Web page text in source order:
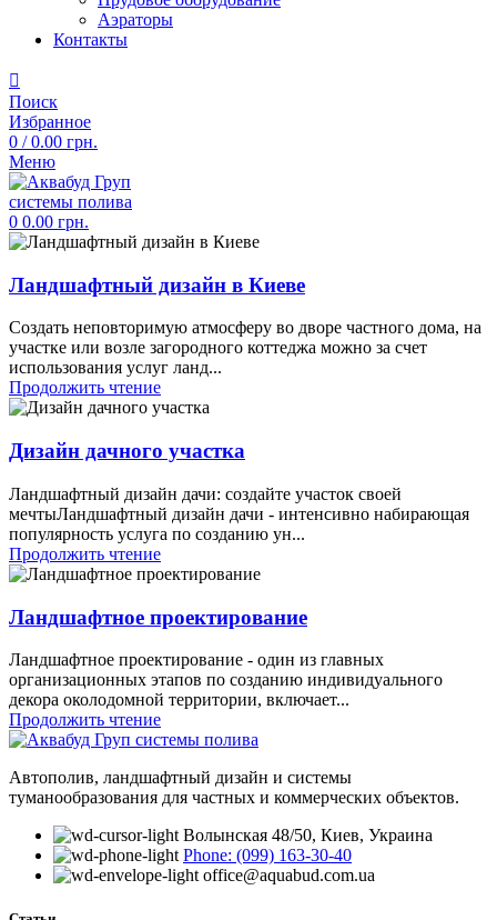
Аэраторы
Контакты
Поиск
Избранное
0 / 0.00 грн.
Меню
0 0.00 грн.
Ландшафтный дизайн в Киеве
Создать неповторимую атмосферу во дворе частного дома, на
участке или возле загородного коттеджа можно за счет
использования услуг ланд...
Продолжить чтение
Дизайн дачного участка
Ландшафтный дизайн дачи: создайте участок своей
мечтыЛандшафтный дизайн дачи - интенсивно набирающая
популярность услуга по созданию ун...
Продолжить чтение
Ландшафтное проектирование
Ландшафтное проектирование - один из главных
организационных этапов по созданию индивидуального
декора околодомной территории, включает...
Продолжить чтение
Автополив, ландшафтный дизайн и системы
туманообразования для частных и коммерческих объектов.
Волынская 48/50, Киев, Украина
Phone: (099) 163-30-40
office@aquabud.com.ua